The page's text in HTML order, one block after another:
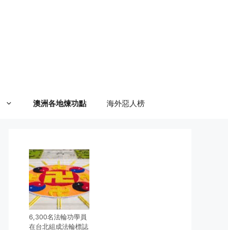
澳洲各地煉功點 海外惡人榜
6,300名法輪功學員
在台北組成法輪標誌